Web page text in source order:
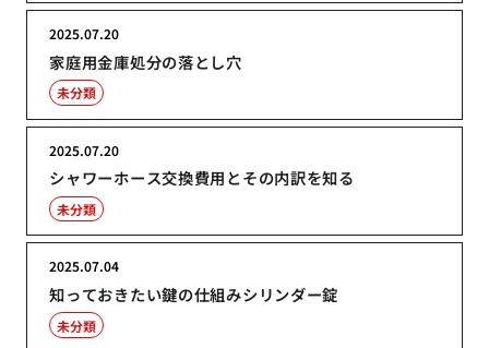
家庭用金庫処分の落とし穴
2025.07.20
未分類
シャワーホース交換費用とその内訳を知る
2025.07.20
未分類
知っておきたい鍵の仕組みシリンダー錠
2025.07.04
未分類